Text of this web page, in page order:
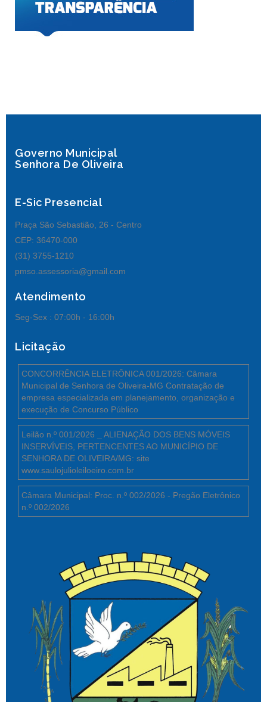
Governo Municipal
Senhora De Oliveira
E-Sic Presencial
Praça São Sebastião, 26 - Centro
CEP: 36470-000
(31) 3755-1210
pmso.assessoria@gmail.com
Atendimento
Seg-Sex : 07:00h - 16:00h
Licitação
CONCORRÊNCIA ELETRÔNICA 001/2026: Câmara
Municipal de Senhora de Oliveira-MG Contratação de
empresa especializada em planejamento, organização e
execução de Concurso Público
Leilão n.º 001/2026 _ ALIENAÇÃO DOS BENS MÓVEIS
INSERVÍVEIS, PERTENCENTES AO MUNICÍPIO DE
SENHORA DE OLIVEIRA/MG: site
www.saulojulioleiloeiro.com.br
Câmara Municipal: Proc. n.º 002/2026 - Pregão Eletrônico
n.º 002/2026